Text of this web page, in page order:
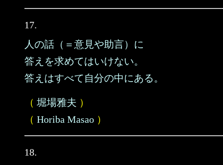
17.
人の話（＝意見や助言）に
答えを求めてはいけない。
答えはすべて自分の中にある。
（ 堀場雅夫 ）
（ Horiba Masao ）
18.